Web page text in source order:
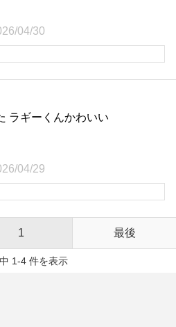
04/30
ラギーくんかわいい
04/29
1 最後
1-4 件を表示